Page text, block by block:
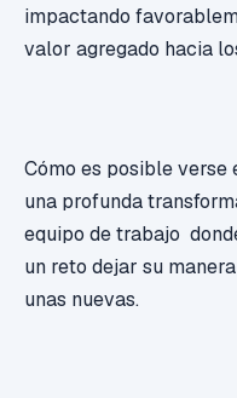
impactando
valor agregado hacia
Cómo es posible
una profunda
equipo de trabajo
un reto dejar su
unas nuevas.